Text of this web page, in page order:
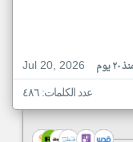
Jul 20, 2026
٢٠ يوم
عدد الكلمات: ٤٨٦